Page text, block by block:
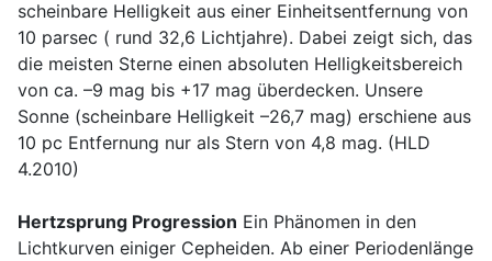
scheinbare Helligkeit aus einer Einheitsentfernung von
10 parsec ( rund 32,6 Lichtjahre). Dabei zeigt sich, das
die meisten Sterne einen absoluten Helligkeitsbereich
von ca. –9 mag bis +17 mag überdecken. Unsere
Sonne (scheinbare Helligkeit –26,7 mag) erschiene aus
10 pc Entfernung nur als Stern von 4,8 mag. (HLD
4.2010)
Hertzsprung Progression Ein Phänomen in den
Lichtkurven einiger Cepheiden. Ab einer Periodenlänge